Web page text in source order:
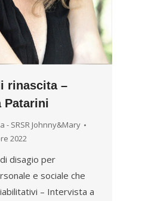
rinascita –
Patarini
SRSR Johnny&Mary
2022
disagio per
e sociale che
– Intervista a